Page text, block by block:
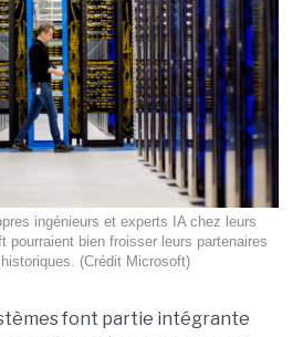
ingénieurs et experts IA chez leurs
pourraient bien froisser leurs partenaires
(Crédit Microsoft)
font partie intégrante